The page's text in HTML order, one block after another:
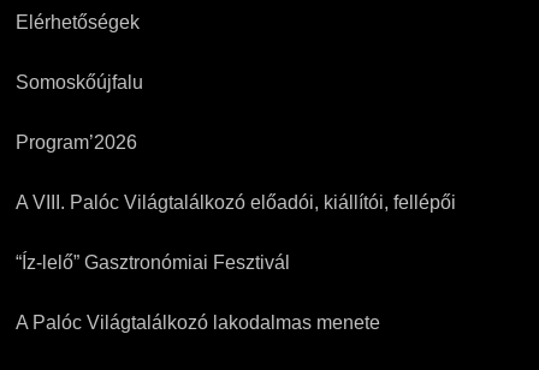
Elérhetőségek
Somoskőújfalu
Program’2026
A VIII. Palóc Világtalálkozó előadói, kiállítói, fellépői
“Íz-lelő” Gasztronómiai Fesztivál
A Palóc Világtalálkozó lakodalmas menete